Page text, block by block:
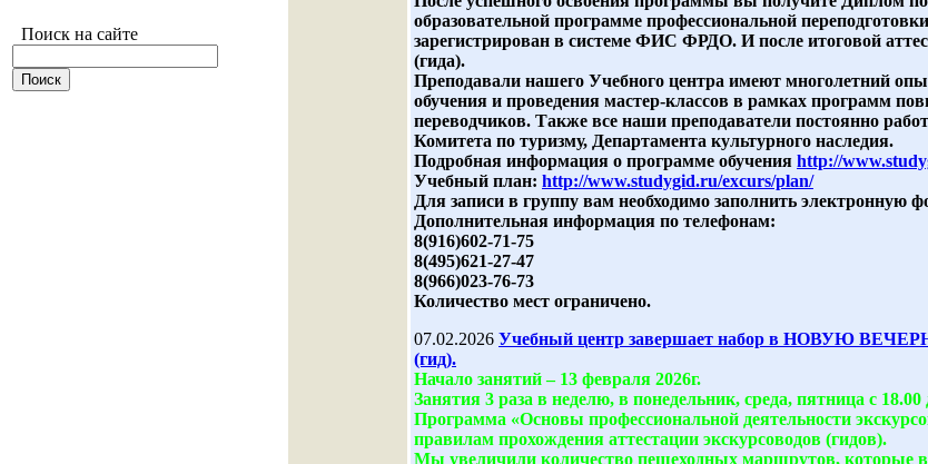
Поиск на сайте
образовательной программе профессиональной
зарегистрирован в системе ФИС ФРДО. И после итоговой
(гида).
Преподавали нашего Учебного центра имеют многолетний
обучения и проведения мастер-классов в рамках программ
переводчиков. Также все наши преподаватели постоянно
Комитета по туризму, Департамента культурного наследия.
Подробная информация о программе обучения http://
Учебный план: http://www.studygid.ru/excurs/plan/
Для записи в группу вам необходимо заполнить электронную
Дополнительная информация по телефонам:
8(916)602-71-75
8(495)621-27-47
8(966)023-76-73
Количество мест ограничено.
07.02.2026 Учебный центр завершает набор в НОВУЮ
(гид).
Начало занятий – 13 февраля 2026г.
Занятия 3 раза в неделю, в понедельник, среда, пятница с 18.00
Программа «Основы профессиональной деятельности
правилам прохождения аттестации экскурсоводов (гидов).
Мы увеличили количество пешеходных маршрутов, которые